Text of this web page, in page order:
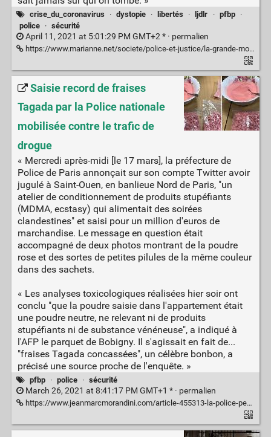
crise_du_coronavirus · dystopie · libertés · ljdlr · pfbp
·
police
· sécurité
April 11, 2021 at 5:01:29 PM GMT+2 * · permalien
https://www.marianne.net/societe/police-et-justice/la-grande-motte-des-gendarmes-trop-armes-pour-verbaliser-une-famille#utm_source=RSS-MARIANNE&utm_medium=Flux-Rss&utm_campaign=RSS_general
Saisie record de fraises
Tagada par la Police nationale
mobilisée contre le trafic de
drogue
« Mercredi après-midi [le 17 mars], la préfecture de
Police de Paris annonçait sur son compte Twitter avoir
jugulé à Saint-Ouen, en banlieue Nord de Paris, "un
atelier de conditionnement de produits stupéfiants
(MDMA, ecstasy) qui alimentait des soirées
clandestines" et saisi pour un million d'euros de
marchandise. Le message en question était
accompagné de deux photos montrant de la poudre
rose et des sortes de petites pilules de la même couleur
dans des sachets.
« Les analyses toxicologiques réalisées hier soir ont
conclu "que la poudre saisie dans l'appartement était
une poudre neutre, ne relevant ni de produits
stupéfiants ni de substance vénéneuse", a indiqué à
l'AFP le parquet de Bobigny. Il s'agissait en fait de...
"fraises Tagada concassées", un célèbre bonbon, a
précisé une source proche de l'enquête. »
pfbp · police · sécurité
March 26, 2021 at 8:41:17 PM GMT+1 * · permalien
https://www.jeanmarcmorandini.com/article-455313-la-police-pensait-avoir-saisi-1-million-d-euros-de-produits-stupefiants-dont-de-la-mdma-il-s-agissait-en-realite-de-poudre-de-fraises-tagada.html